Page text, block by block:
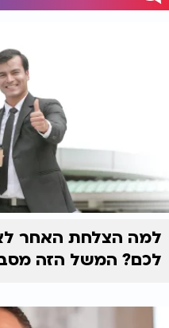
למה הצלחת האחר
לכם? המשל הזה